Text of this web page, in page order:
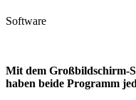
Software
Mit dem Großbildschirm-
haben beide Programm